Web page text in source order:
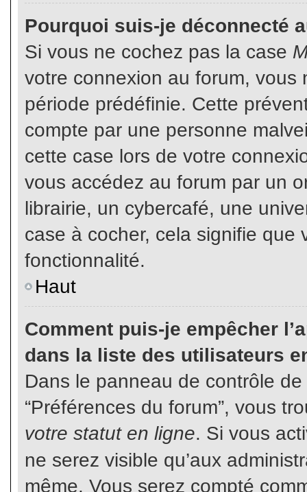
Pourquoi suis-je déconnecté
Si vous ne cochez pas la case
votre connexion au forum,
période prédéfinie. Cette
compte par une personne
cette case lors de votre
vous accédez au forum par un
librairie, un cybercafé, une
case à cocher, cela signifie que
fonctionnalité.
Haut
Comment puis-je empêcher
dans la liste des utilisateurs
Dans le panneau de contrôle
“Préférences du forum”, vous
votre statut en ligne. Si vous
ne serez visible qu’aux
même. Vous serez compté